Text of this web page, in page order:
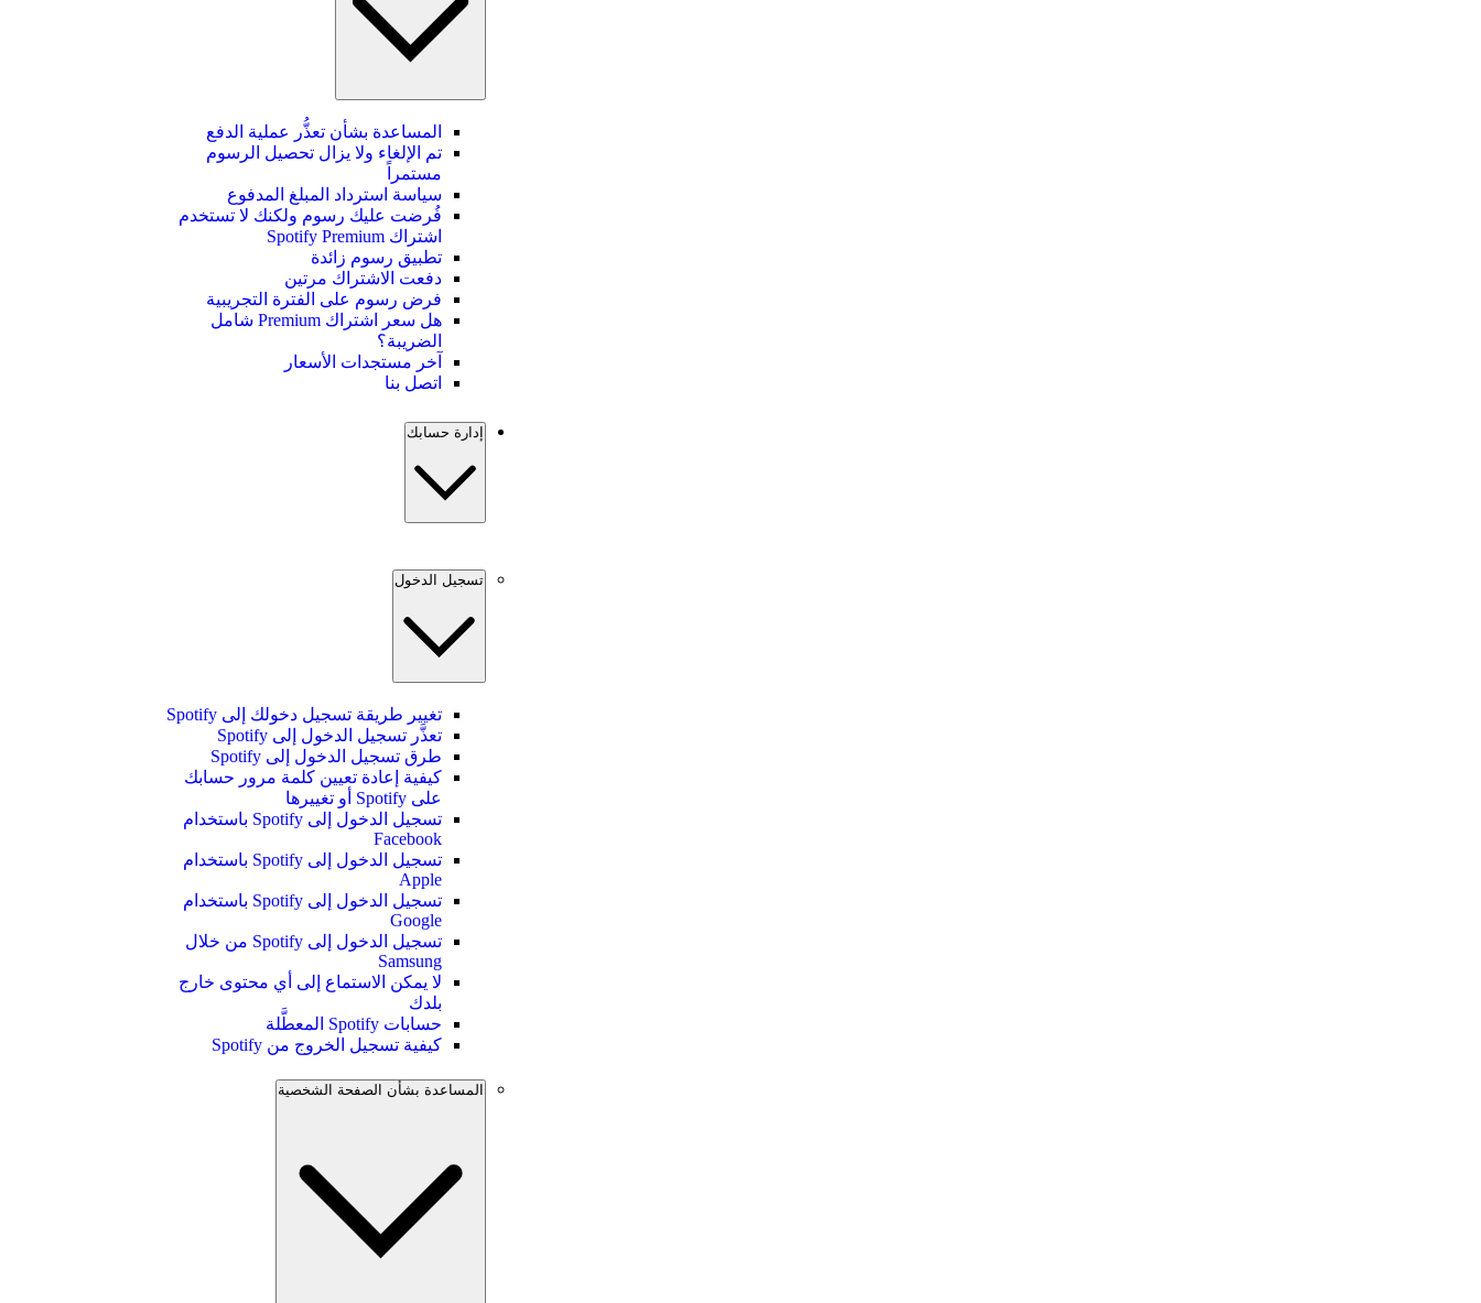
المساعدة بشأن تعذُّر عملية الدفع
تم الإلغاء ولا يزال تحصيل الرسوم
مستمراً
سياسة استرداد المبلغ المدفوع
فُرضت عليك رسوم ولكنك لا تستخدم
اشتراك Spotify Premium
تطبيق رسوم زائدة
دفعت الاشتراك مرتين
فرض رسوم على الفترة التجريبية
هل سعر اشتراك Premium شامل
الضريبة؟
آخر مستجدات الأسعار
اتصل بنا
إدارة حسابك
تسجيل الدخول
تغيير طريقة تسجيل دخولك إلى Spotify
تعذَّر تسجيل الدخول إلى Spotify
طرق تسجيل الدخول إلى Spotify
كيفية إعادة تعيين كلمة مرور حسابك
على Spotify أو تغييرها
تسجيل الدخول إلى Spotify باستخدام
Facebook
تسجيل الدخول إلى Spotify باستخدام
Apple
تسجيل الدخول إلى Spotify باستخدام
Google
تسجيل الدخول إلى Spotify من خلال
Samsung
لا يمكن الاستماع إلى أي محتوى خارج
بلدك
حسابات Spotify المعطَّلة
كيفية تسجيل الخروج من Spotify
المساعدة بشأن الصفحة الشخصية